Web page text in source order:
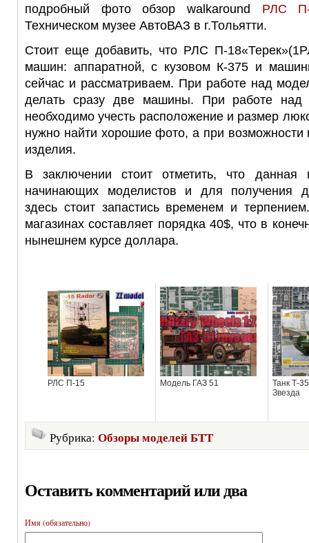
подробный фото обзор walkaround РЛС П-
Техническом музее АвтоВАЗ в г.Тольятти.
Стоит еще добавить, что РЛС П-
машин: аппаратной, с кузовом К-375 и
сейчас и рассматриваем. При работе над
делать сразу две машины. При работе над
необходимо учесть расположение и размер
нужно найти хорошие фото, а при возможности
изделия.
В заключении стоит отметить, что
начинающих моделистов и для получения
здесь стоит запастись временем и
магазинах составляет порядка 40$, что в
нынешнем курсе доллара.
РЛС П-15 Модель ГАЗ 51
Танк Т-
Звезда
Рубрика: Обзоры моделей БТТ
Оставить комментарий или два
Имя (обязательно)